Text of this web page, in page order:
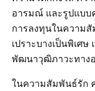
อารมณ์ และรูปแบบ
การลงทุนในความ
เปราะบางเป็นพิเศ
พัฒนาวุฒิภาวะทาง
ในความสัมพันธ์รัก